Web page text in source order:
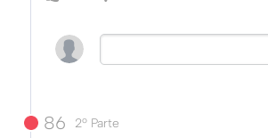
86 2º Parte